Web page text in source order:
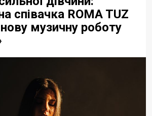
співачка ROMA TUZ
музичну роботу